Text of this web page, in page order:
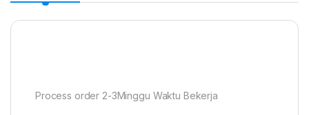
Process order 2-3Minggu Waktu Bekerja